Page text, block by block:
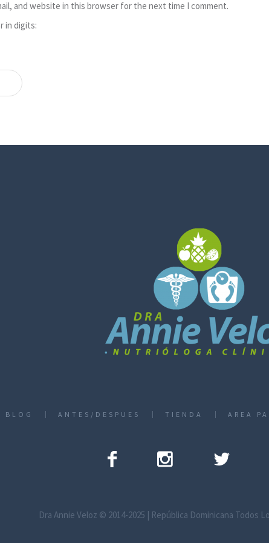
and website in this browser for the next time I comment.
in digits:
BLOG ANTES/DESPUES TIENDA AREA
Dra Annie Veloz © 2014-2025 | República Dominicana Todos